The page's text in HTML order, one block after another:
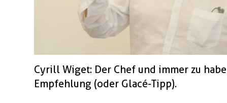
Cyrill Wiget: Der Chef und immer zu
Empfehlung (oder Glacé-Tipp).